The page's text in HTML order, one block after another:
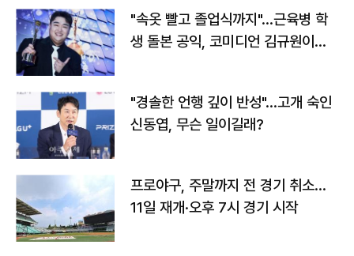
"속옷 빨고 졸업식까지"…근육병 학
생 돌본 공익, 코미디언 김규원이었
"경솔한 언행 깊이 반성"…고개 숙인
신동엽, 무슨 일이길래?
프로야구, 주말까지 전 경기 취소…
11일 재개·오후 7시 경기 시작